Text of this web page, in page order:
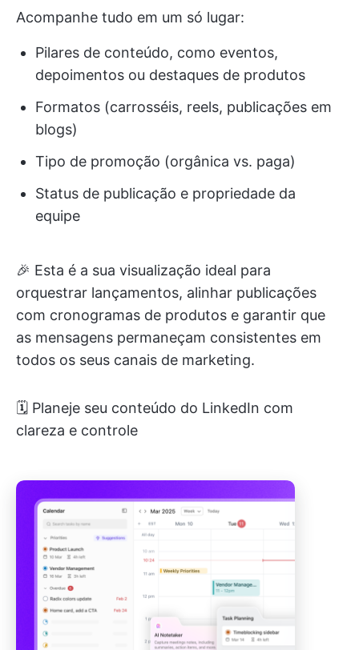
Acompanhe tudo em um só lugar:
Pilares de conteúdo, como eventos,
depoimentos ou destaques de produtos
Formatos (carrosséis, reels, publicações em
blogs)
Tipo de promoção (orgânica vs. paga)
Status de publicação e propriedade da
equipe
🎉 Esta é a sua visualização ideal para
orquestrar lançamentos, alinhar publicações
com cronogramas de produtos e garantir que
as mensagens permaneçam consistentes em
todos os seus canais de marketing.
🗓️ Planeje seu conteúdo do LinkedIn com
clareza e controle